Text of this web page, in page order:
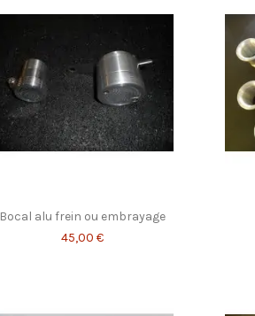
Bocal alu frein ou embrayage
45,00 €